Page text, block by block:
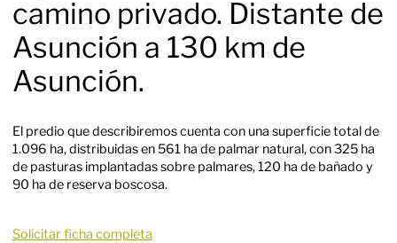
camino privado. Distante de
Asunción a 130 km de
Asunción.
El predio que describiremos cuenta con una superficie total de
1.096 ha, distribuidas en 561 ha de palmar natural, con 325 ha
de pasturas implantadas sobre palmares, 120 ha de bañado y
90 ha de reserva boscosa.
Solicitar ficha completa